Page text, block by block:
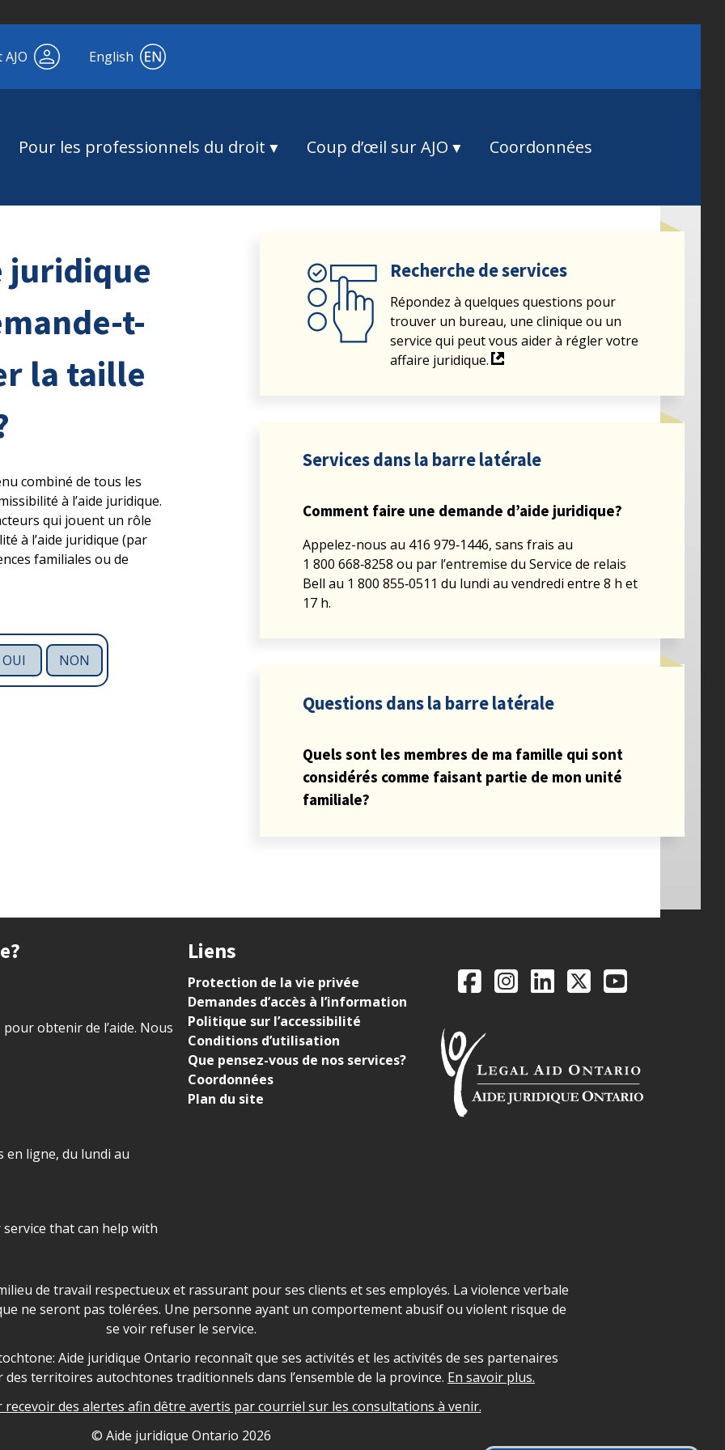
English
Pour les professionnels du droit Coup d’œil sur AJO Coordonnées
juridique
t-
la taille
combiné de tous les
à l’aide juridique.
qui jouent un rôle
à l’aide juridique (par
familiales ou de
OUI NON
Recherche de services
Répondez à quelques questions pour
trouver un bureau, une clinique ou un
service qui peut vous aider à régler votre
affaire juridique.
Services dans la barre latérale
Comment faire une demande d’aide juridique?
Appelez-nous au 416 979‑1446, sans frais au
1 800 668‑8258 ou par l’entremise du Service de relais
Bell au 1 800 855‑0511 du lundi au vendredi entre 8 h et
17 h.
Questions dans la barre latérale
Quels sont les membres de ma famille qui sont
considérés comme faisant partie de mon unité
familiale?
obtenir de l’aide. Nous
en ligne, du lundi au
that can help with
Liens
Protection de la vie privée
Demandes d’accès à l’information
Politique sur l’accessibilité
Conditions d’utilisation
Que pensez-vous de nos services?
Coordonnées
Plan du site
FacebookInstagram
LinkedIn
X YouTube
les locaux d'AJO.
de travail respectueux et rassurant pour ses clients et ses employés. La violence verbale
ne seront pas tolérées. Une personne ayant un comportement abusif ou violent risque de
se voir refuser le service.
Aide juridique Ontario reconnaît que ses activités et les activités de ses partenaires
territoires autochtones traditionnels dans l’ensemble de la province. En savoir plus.
des alertes afin dêtre avertis par courriel sur les consultations à venir.
© Aide juridique Ontario 2026